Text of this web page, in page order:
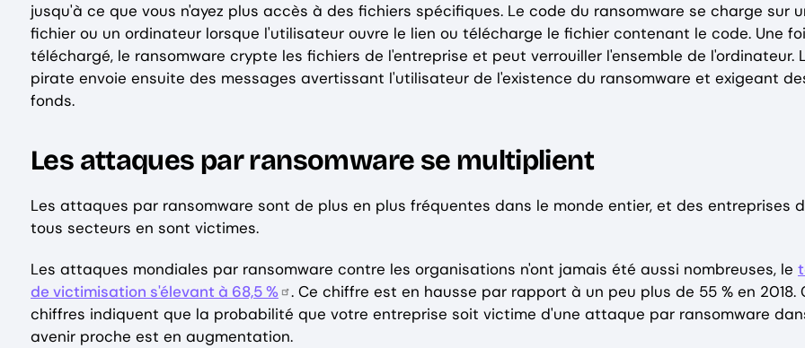
jusqu'à ce que vous n'ayez plus accès à des fichiers spécifiques. Le code du ransomware se charge sur
fichier ou un ordinateur lorsque l'utilisateur ouvre le lien ou télécharge le fichier contenant le code. Une
téléchargé, le ransomware crypte les fichiers de l'entreprise et peut verrouiller l'ensemble de l'ordinateur.
pirate envoie ensuite des messages avertissant l'utilisateur de l'existence du ransomware et exigeant
fonds.
Les attaques par ransomware se multiplient
Les attaques par ransomware sont de plus en plus fréquentes dans le monde entier, et des entreprises
tous secteurs en sont victimes.
Les attaques mondiales par ransomware contre les organisations n'ont jamais été aussi nombreuses, le
de victimisation s'élevant à 68,5 %
. Ce chiffre est en hausse par rapport à un peu plus de 55 % en 2018.
chiffres indiquent que la probabilité que votre entreprise soit victime d'une attaque par ransomware
avenir proche est en augmentation.